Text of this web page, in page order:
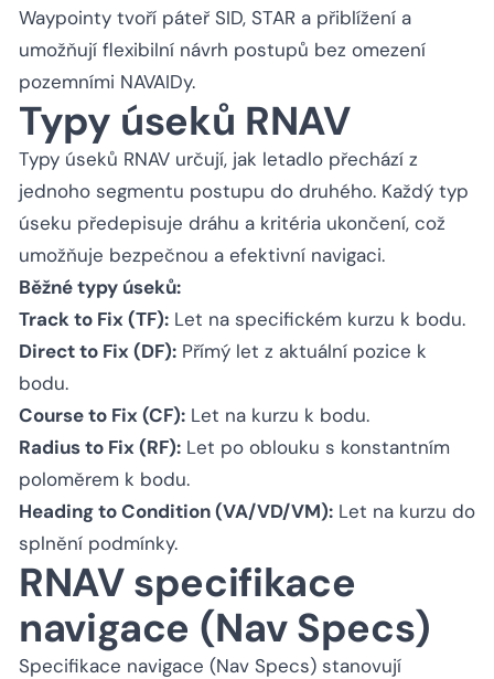
Waypointy tvoří páteř SID, STAR a přiblížení a
umožňují flexibilní návrh postupů bez omezení
pozemními NAVAIDy.
Typy úseků RNAV
Typy úseků RNAV určují, jak letadlo přechází z
jednoho segmentu postupu do druhého. Každý typ
úseku předepisuje dráhu a kritéria ukončení, což
umožňuje bezpečnou a efektivní navigaci.
Běžné typy úseků:
Track to Fix (TF): Let na specifickém kurzu k bodu.
Direct to Fix (DF): Přímý let z aktuální pozice k
bodu.
Course to Fix (CF): Let na kurzu k bodu.
Radius to Fix (RF): Let po oblouku s konstantním
poloměrem k bodu.
Heading to Condition (VA/VD/VM): Let na kurzu do
splnění podmínky.
RNAV specifikace
navigace (Nav Specs)
Specifikace navigace (Nav Specs) stanovují